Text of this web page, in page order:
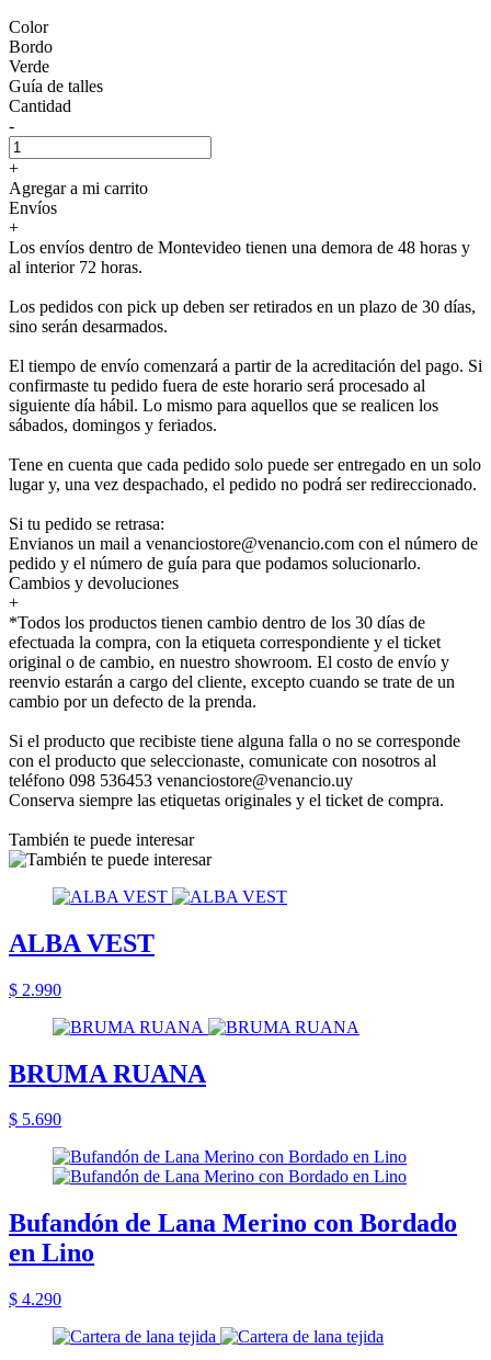
Color
Bordo
Verde
Guía de talles
Cantidad
-
+
Agregar a mi carrito
Envíos
+
Los envíos dentro de Montevideo tienen una demora de 48 horas y
al interior 72 horas.
Los pedidos con pick up deben ser retirados en un plazo de 30 días,
sino serán desarmados.
El tiempo de envío comenzará a partir de la acreditación del pago. Si
confirmaste tu pedido fuera de este horario será procesado al
siguiente día hábil. Lo mismo para aquellos que se realicen los
sábados, domingos y feriados.
Tene en cuenta que cada pedido solo puede ser entregado en un solo
lugar y, una vez despachado, el pedido no podrá ser redireccionado.
Si tu pedido se retrasa:
Envianos un mail a venanciostore@venancio.com con el número de
pedido y el número de guía para que podamos solucionarlo.
Cambios y devoluciones
+
*Todos los productos tienen cambio dentro de los 30 días de
efectuada la compra, con la etiqueta correspondiente y el ticket
original o de cambio, en nuestro showroom. El costo de envío y
reenvio estarán a cargo del cliente, excepto cuando se trate de un
cambio por un defecto de la prenda.
Si el producto que recibiste tiene alguna falla o no se corresponde
con el producto que seleccionaste, comunicate con nosotros al
teléfono 098 536453 venanciostore@venancio.uy
Conserva siempre las etiquetas originales y el ticket de compra.
También te puede interesar
ALBA VEST
$ 2.990
BRUMA RUANA
$ 5.690
Bufandón de Lana Merino con Bordado
en Lino
$ 4.290